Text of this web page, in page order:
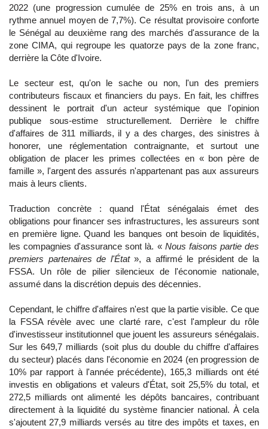
2022 (une progression cumulée de 25% en trois ans, à un
rythme annuel moyen de 7,7%). Ce résultat provisoire conforte
le Sénégal au deuxième rang des marchés d'assurance de la
zone CIMA, qui regroupe les quatorze pays de la zone franc,
derrière la Côte d'Ivoire.
Le secteur est, qu'on le sache ou non, l'un des premiers
contributeurs fiscaux et financiers du pays. En fait, les chiffres
dessinent le portrait d'un acteur systémique que l'opinion
publique sous-estime structurellement. Derrière le chiffre
d'affaires de 311 milliards, il y a des charges, des sinistres à
honorer, une réglementation contraignante, et surtout une
obligation de placer les primes collectées en « bon père de
famille », l'argent des assurés n'appartenant pas aux assureurs
mais à leurs clients.
Traduction concrète : quand l'État sénégalais émet des
obligations pour financer ses infrastructures, les assureurs sont
en première ligne. Quand les banques ont besoin de liquidités,
les compagnies d'assurance sont là. « Nous faisons partie des
premiers partenaires de l'État», a affirmé le président de la
FSSA. Un rôle de pilier silencieux de l'économie nationale,
assumé dans la discrétion depuis des décennies.
Cependant, le chiffre d'affaires n'est que la partie visible. Ce que
la FSSA révèle avec une clarté rare, c'est l'ampleur du rôle
d'investisseur institutionnel que jouent les assureurs sénégalais.
Sur les 649,7 milliards (soit plus du double du chiffre d'affaires
du secteur) placés dans l'économie en 2024 (en progression de
10% par rapport à l'année précédente), 165,3 milliards ont été
investis en obligations et valeurs d'État, soit 25,5% du total, et
272,5 milliards ont alimenté les dépôts bancaires, contribuant
directement à la liquidité du système financier national. À cela
s'ajoutent 27,9 milliards versés au titre des impôts et taxes, en